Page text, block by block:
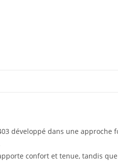
développé dans une
confort et tenue, tandis